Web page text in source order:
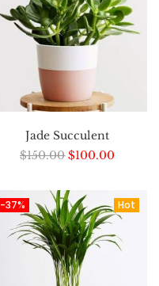
Jade Succulent
$150.00 $100.00
Hot
-37%